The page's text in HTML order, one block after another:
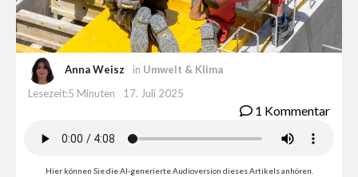
Anna Weisz in Umwelt & Klima
Lesezeit:5 Minuten
17. Juli 2025
1 Kommentar
Hier können Sie die AI-generierte Audioversion dieses Artikels anhören.